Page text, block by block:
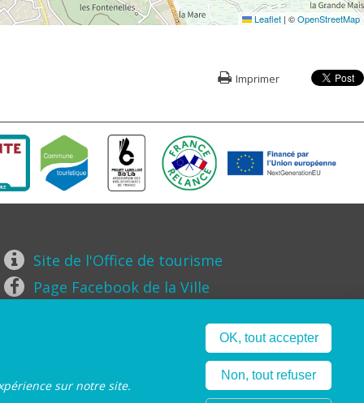
Leaflet | ©OpenStreetMap
Imprimer
Site de l'Office de tourisme
Page Facebook de la Ville
sur notre site.
OK, tout accepter
Non, tout refuser